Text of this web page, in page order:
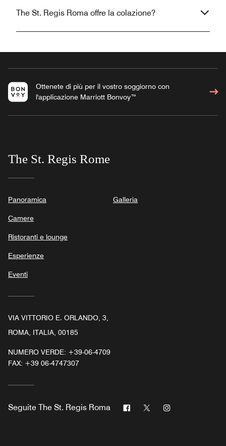
The St. Regis Roma offre la colazione?
Ottenete di più per il vostro soggiorno con
l'applicazione Marriott Bonvoy™
The St. Regis Rome
Panoramica
Camere
Ristoranti e lounge
Esperienze
Eventi
Galleria
VIA VITTORIO E. ORLANDO, 3,
ROMA, ITALIA, 00185
NUMERO VERDE: +39-06-4709
FAX: +39 06-4747307
Seguite The St. Regis Roma Facebook
Twitter